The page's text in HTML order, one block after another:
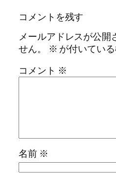
コメントを残す
メールアドレスが公開
せん。
※ が付いてい
コメント ※
名前 ※